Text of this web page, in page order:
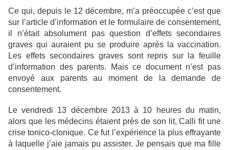
Ce qui, depuis le 12 décembre, m’a préoccupée c’est que
sur l’article d’information et le formulaire de consentement,
il n’était absolument pas question d’effets secondaires
graves qui auraient pu se produire après la vaccination.
Les effets secondaires graves sont repris sur la feuille
d’information des parents. Mais ce document n’est pas
envoyé aux parents au moment de la demande de
consentement.
Le vendredi 13 décembre 2013 à 10 heures du matin,
alors que les médecins étaient près de son lit, Calli fit une
crise tonico-clonique. Ce fut l’expérience la plus effrayante
à laquelle j’aie jamais pu assister. Je pensais que ma fille